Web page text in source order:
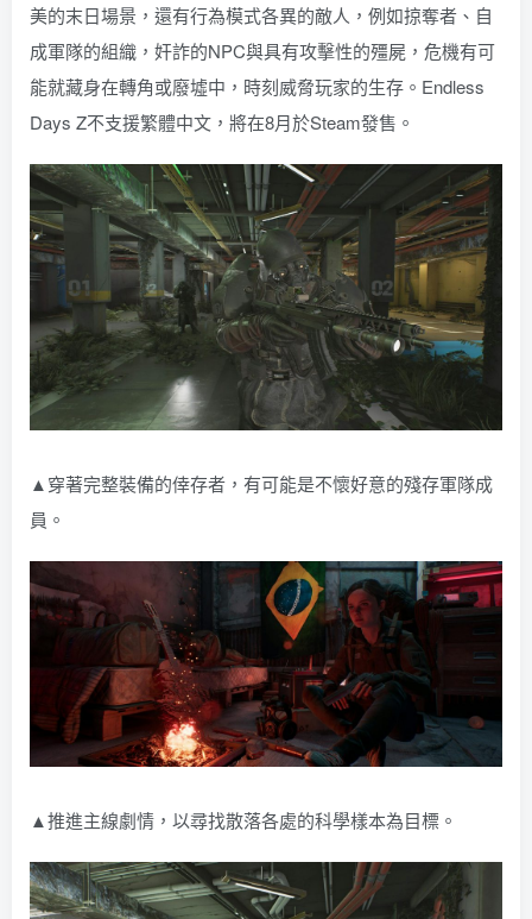
美的末日場景，還有行為模式各異的敵人，例如掠奪者、自
成軍隊的組織，奸詐的NPC與具有攻擊性的殭屍，危機有可
能就藏身在轉角或廢墟中，時刻威脅玩家的生存。Endless
Days Z不支援繁體中文，將在8月於Steam發售。
▲穿著完整裝備的倖存者，有可能是不懷好意的殘存軍隊成
員。
▲推進主線劇情，以尋找散落各處的科學樣本為目標。